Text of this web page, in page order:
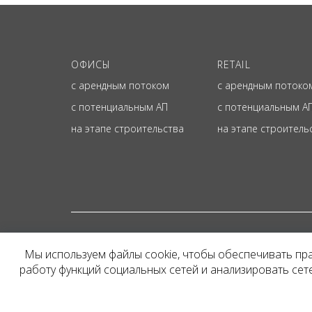
ОФИСЫ
с арендным потоком
с потенциальным АП
на этапе строительства
RETAIL
с арендным
с потенциальным
на этапе
Представленная на
и не является
Мы используем файлы cookie, чтобы обеспечивать
работу функций социальных сетей и анализировать